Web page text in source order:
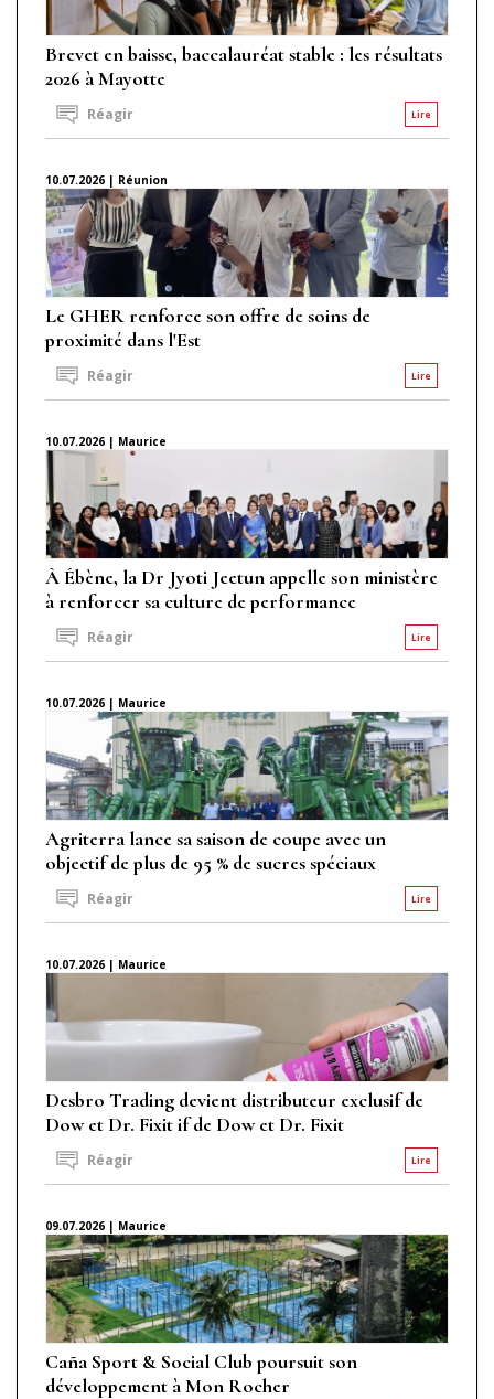
Brevet en baisse, baccalauréat stable : les résultats
2026 à Mayotte
Lire
Réagir
10.07.2026 | Réunion
Le GHER renforce son offre de soins de
proximité dans l'Est
Lire
Réagir
10.07.2026 | Maurice
À Ébène, la Dr Jyoti Jeetun appelle son ministère
à renforcer sa culture de performance
Lire
Réagir
10.07.2026 | Maurice
Agriterra lance sa saison de coupe avec un
objectif de plus de 95 % de sucres spéciaux
Lire
Réagir
10.07.2026 | Maurice
Desbro Trading devient distributeur exclusif de
Dow et Dr. Fixit if de Dow et Dr. Fixit
Lire
Réagir
09.07.2026 | Maurice
Caña Sport & Social Club poursuit son
développement à Mon Rocher